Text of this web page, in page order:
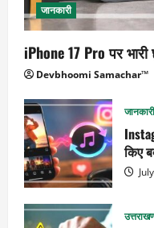
जानकारी
iPhone 17 Pro पर
Devbhoomi Samachar™
किए